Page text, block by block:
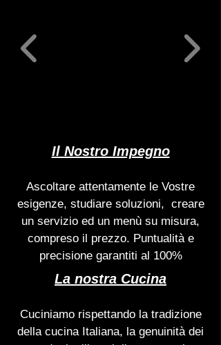
Il Nostro Impegno
Ascoltare attentamente le Vostre
esigenze, studiare soluzioni, creare
un servizio ed un menù su misura,
compreso il prezzo. Puntualità e
precisione garantiti al 100%
La nostra Cucina
Cuciniamo rispettando la tradizione
della cucina Italiana, la genuinità dei